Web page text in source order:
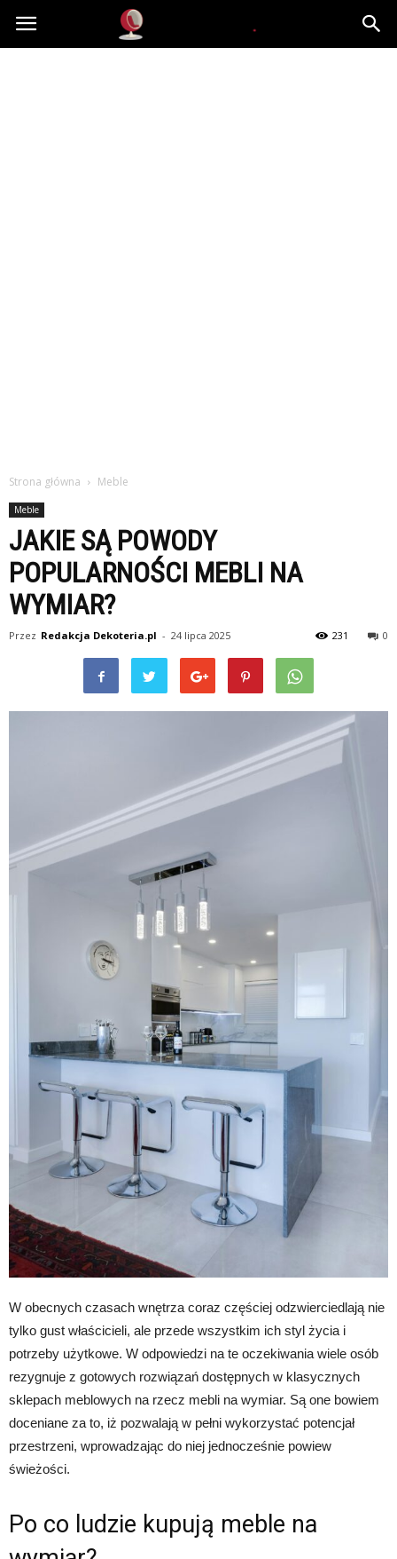
Dekoteria.pl
Strona główna Meble
Meble
JAKIE SĄ POWODY
POPULARNOŚCI MEBLI NA
WYMIAR?
Przez Redakcja Dekoteria.pl - 24 lipca 2025 0
231
W obecnych czasach wnętrza coraz częściej odzwierciedlają nie
tylko gust właścicieli, ale przede wszystkim ich styl życia i
potrzeby użytkowe. W odpowiedzi na te oczekiwania wiele osób
rezygnuje z gotowych rozwiązań dostępnych w klasycznych
sklepach meblowych na rzecz mebli na wymiar. Są one bowiem
doceniane za to, iż pozwalają w pełni wykorzystać potencjał
przestrzeni, wprowadzając do niej jednocześnie powiew
świeżości.
Po co ludzie kupują meble na